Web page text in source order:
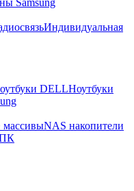
Samsung
Индивидуальная
DELLНоутбуки
NAS накопители
ПК